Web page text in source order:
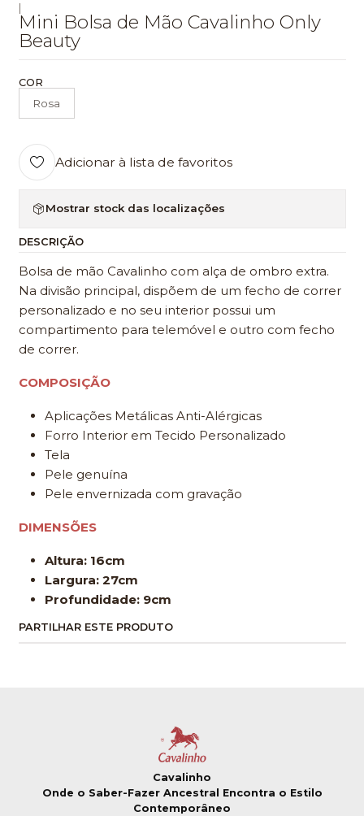
|
Mini Bolsa de Mão Cavalinho Only
Beauty
COR
Rosa
Adicionar à lista de favoritos
Mostrar stock das localizações
DESCRIÇÃO
Bolsa de mão Cavalinho com alça de ombro extra.
Na divisão principal, dispõem de um fecho de correr
personalizado e no seu interior possui um
compartimento para telemóvel e outro com fecho
de correr.
COMPOSIÇÃO
Aplicações Metálicas Anti-Alérgicas
Forro Interior em Tecido Personalizado
Tela
Pele genuína
Pele envernizada com gravação
DIMENSÕES
Altura: 16cm
Largura: 27cm
Profundidade: 9cm
PARTILHAR ESTE PRODUTO
Cavalinho
Onde o Saber-Fazer Ancestral Encontra o Estilo
Contemporâneo